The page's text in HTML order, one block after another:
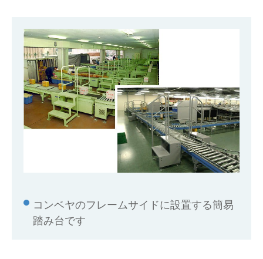
パレタイズ・デパレタイズシステム
バンニング・デバンニングシステム
バーチカル装置（垂直搬送機）
周辺機器
事業紹介
沿革
オークラの取組み
物流用語集
オークラ育英財団
プライバシーポリシー
サイトポリシー
コンベヤのフレームサイドに設置する簡易
踏み台です